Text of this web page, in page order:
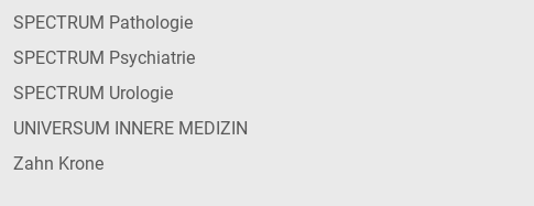
SPECTRUM Pathologie
SPECTRUM Psychiatrie
SPECTRUM Urologie
UNIVERSUM INNERE MEDIZIN
Zahn Krone